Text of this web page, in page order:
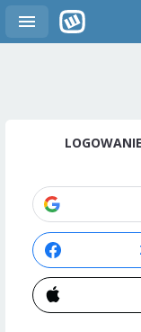
LOGOWANIE